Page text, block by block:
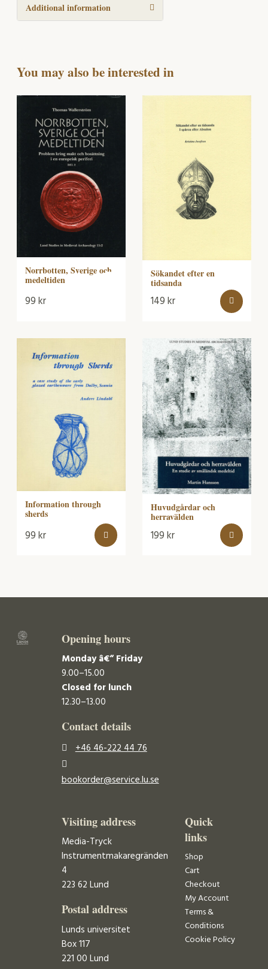
Additional information
You may also be interested in
Norrbotten, Sverige och
medeltiden
99kr
Sökandet efter en
tidsanda
149kr
Information through
sherds
99kr
Huvudgårdar och
herravälden
199kr
Opening hours
Monday â€“ Friday
9.00–15.00
Closed for lunch
12.30–13.00
Contact details
+46 46-222 44 76
bookorder@service.lu.se
Visiting address
Media-Tryck
Instrumentmakaregränden
4
223 62 Lund
Postal address
Lunds universitet
Box 117
221 00 Lund
Quick
links
Shop
Cart
Checkout
My Account
Terms &
Conditions
Cookie Policy